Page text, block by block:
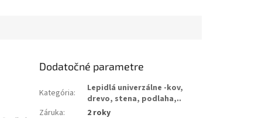
Dodatočné parametre
Kategória:
Lepidlá univerzálne -kov,
drevo, stena, podlaha,..
Záruka: 2 roky